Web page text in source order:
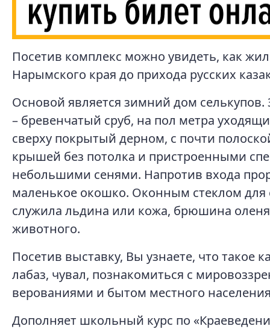
Посетив комплекс можно увидеть, как
Нарымского края до прихода русских
Основой является зимний дом
– бревенчатый сруб, на пол метра
сверху покрытый дерном, с почти
крышей без потолка и пристроенными
небольшими сенями. Напротив входа
маленькое окошко. Оконным стеклом для
служила льдина или кожа, брюшина
животного.
Посетив выставку, Вы узнаете, что такое
лабаз, чувал, познакомиться с
верованиями и бытом местного
Дополняет школьный курс по